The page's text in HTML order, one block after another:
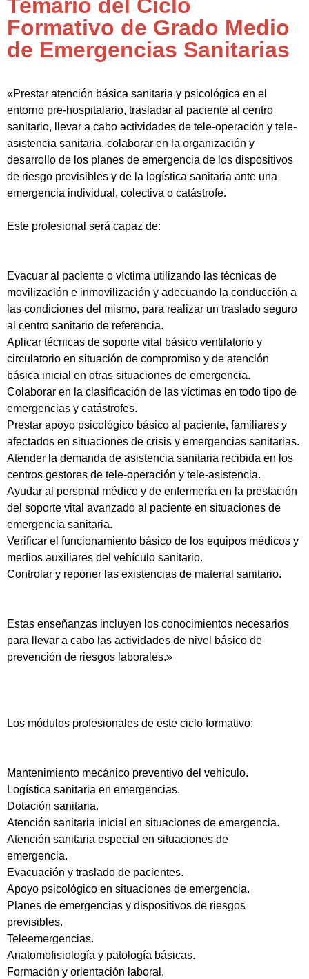
Temario del Ciclo
Formativo de Grado Medio
de Emergencias Sanitarias
«Prestar atención básica sanitaria y psicológica en el
entorno pre-hospitalario, trasladar al paciente al centro
sanitario, llevar a cabo actividades de tele-operación y tele-
asistencia sanitaria, colaborar en la organización y
desarrollo de los planes de emergencia de los dispositivos
de riesgo previsibles y de la logística sanitaria ante una
emergencia individual, colectiva o catástrofe.
Este profesional será capaz de:
Evacuar al paciente o víctima utilizando las técnicas de
movilización e inmovilización y adecuando la conducción a
las condiciones del mismo, para realizar un traslado seguro
al centro sanitario de referencia.
Aplicar técnicas de soporte vital básico ventilatorio y
circulatorio en situación de compromiso y de atención
básica inicial en otras situaciones de emergencia.
Colaborar en la clasificación de las víctimas en todo tipo de
emergencias y catástrofes.
Prestar apoyo psicológico básico al paciente, familiares y
afectados en situaciones de crisis y emergencias sanitarias.
Atender la demanda de asistencia sanitaria recibida en los
centros gestores de tele-operación y tele-asistencia.
Ayudar al personal médico y de enfermería en la prestación
del soporte vital avanzado al paciente en situaciones de
emergencia sanitaria.
Verificar el funcionamiento básico de los equipos médicos y
medios auxiliares del vehículo sanitario.
Controlar y reponer las existencias de material sanitario.
Estas enseñanzas incluyen los conocimientos necesarios
para llevar a cabo las actividades de nivel básico de
prevención de riesgos laborales.»
Los módulos profesionales de este ciclo formativo:
Mantenimiento mecánico preventivo del vehículo.
Logística sanitaria en emergencias.
Dotación sanitaria.
Atención sanitaria inicial en situaciones de emergencia.
Atención sanitaria especial en situaciones de
emergencia.
Evacuación y traslado de pacientes.
Apoyo psicológico en situaciones de emergencia.
Planes de emergencias y dispositivos de riesgos
previsibles.
Teleemergencias.
Anatomofisiología y patología básicas.
Formación y orientación laboral.